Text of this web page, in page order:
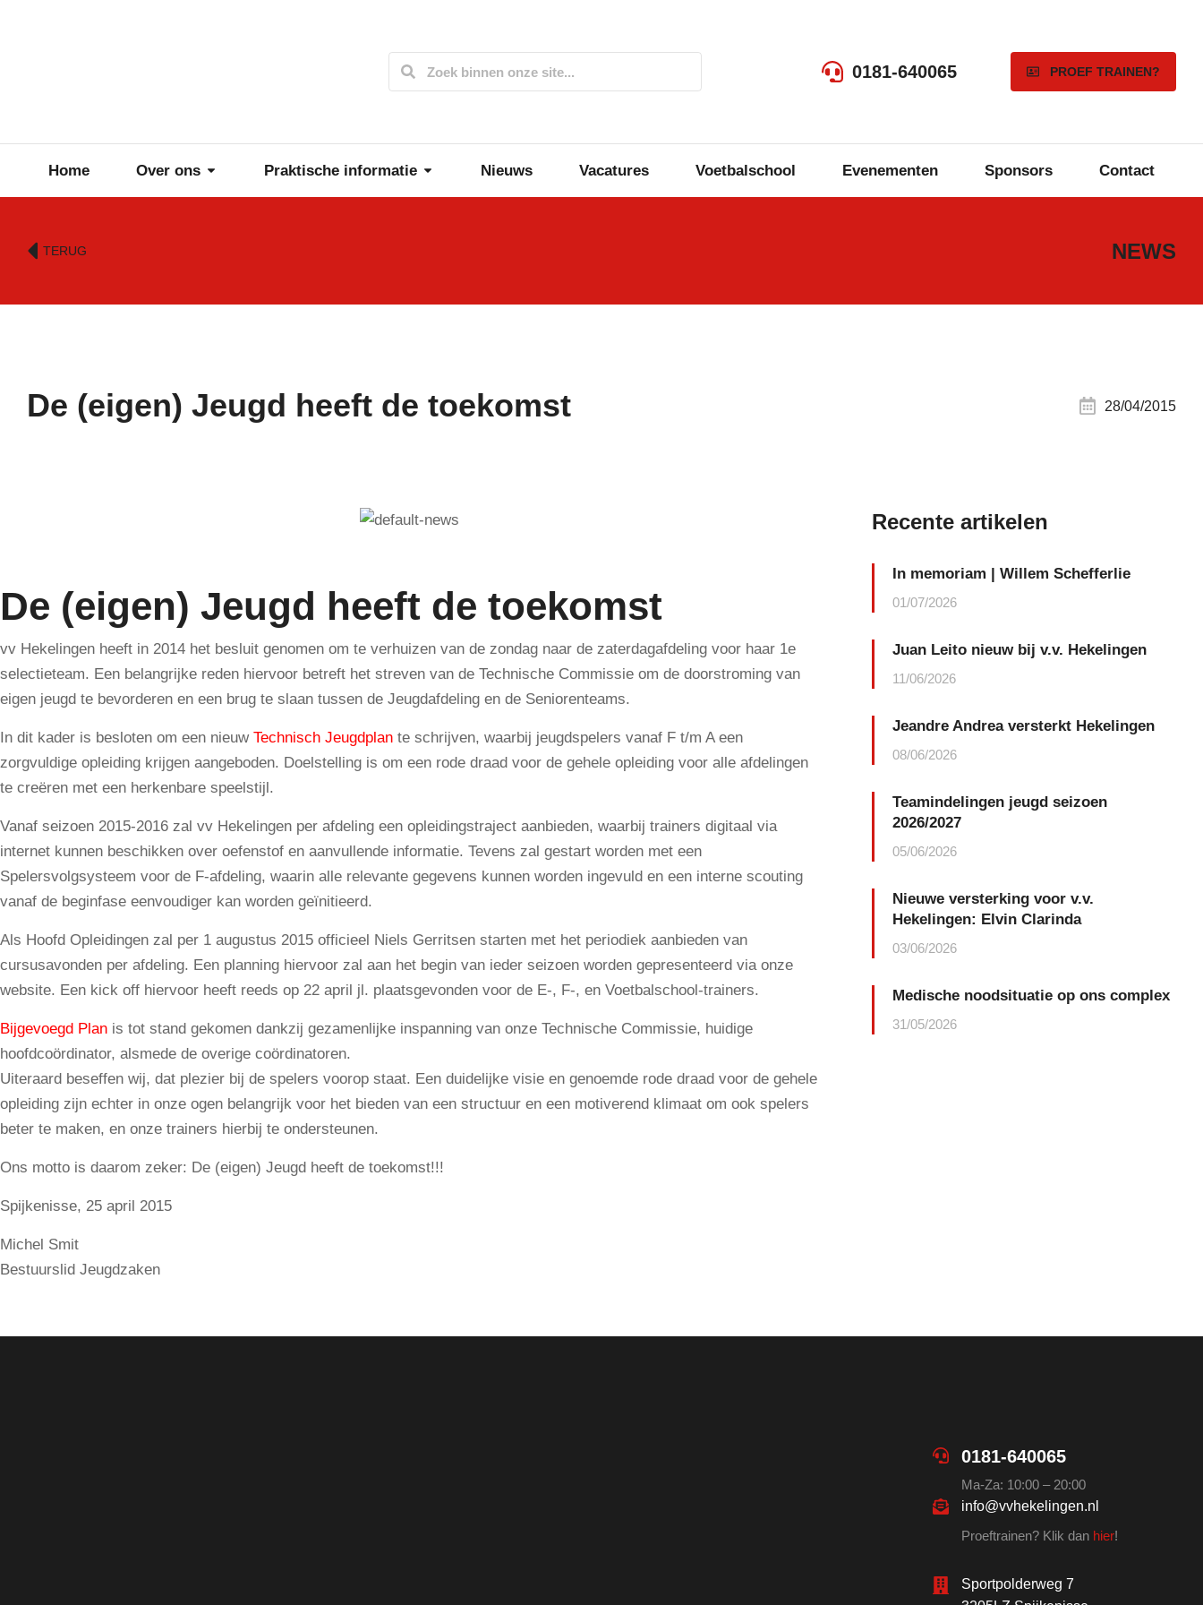
0181-640065 PROEF TRAINEN?
Home Over ons Praktische informatie Nieuws Vacatures Voetbalschool Evenementen Sponsors Contact
TERUG NEWS
De (eigen) Jeugd heeft de toekomst 28/04/2015
De (eigen) Jeugd heeft de toekomst
vv Hekelingen heeft in 2014 het besluit genomen om te verhuizen van de zondag naar de zaterdagafdeling voor haar 1e
selectieteam. Een belangrijke reden hiervoor betreft het streven van de Technische Commissie om de doorstroming van
eigen jeugd te bevorderen en een brug te slaan tussen de Jeugdafdeling en de Seniorenteams.
In dit kader is besloten om een nieuw Technisch Jeugdplan te schrijven, waarbij jeugdspelers vanaf F t/m A een
zorgvuldige opleiding krijgen aangeboden. Doelstelling is om een rode draad voor de gehele opleiding voor alle afdelingen
te creëren met een herkenbare speelstijl.
Vanaf seizoen 2015-2016 zal vv Hekelingen per afdeling een opleidingstraject aanbieden, waarbij trainers digitaal via
internet kunnen beschikken over oefenstof en aanvullende informatie. Tevens zal gestart worden met een
Spelersvolgsysteem voor de F-afdeling, waarin alle relevante gegevens kunnen worden ingevuld en een interne scouting
vanaf de beginfase eenvoudiger kan worden geïnitieerd.
Als Hoofd Opleidingen zal per 1 augustus 2015 officieel Niels Gerritsen starten met het periodiek aanbieden van
cursusavonden per afdeling. Een planning hiervoor zal aan het begin van ieder seizoen worden gepresenteerd via onze
website. Een kick off hiervoor heeft reeds op 22 april jl. plaatsgevonden voor de E-, F-, en Voetbalschool-trainers.
Bijgevoegd Plan is tot stand gekomen dankzij gezamenlijke inspanning van onze Technische Commissie, huidige
hoofdcoördinator, alsmede de overige coördinatoren.
Uiteraard beseffen wij, dat plezier bij de spelers voorop staat. Een duidelijke visie en genoemde rode draad voor de gehele
opleiding zijn echter in onze ogen belangrijk voor het bieden van een structuur en een motiverend klimaat om ook spelers
beter te maken, en onze trainers hierbij te ondersteunen.
Ons motto is daarom zeker: De (eigen) Jeugd heeft de toekomst!!!
Spijkenisse, 25 april 2015
Michel Smit
Bestuurslid Jeugdzaken
Recente artikelen
In memoriam | Willem Schefferlie
01/07/2026
Juan Leito nieuw bij v.v. Hekelingen
11/06/2026
Jeandre Andrea versterkt Hekelingen
08/06/2026
Teamindelingen jeugd seizoen
2026/2027
05/06/2026
Nieuwe versterking voor v.v.
Hekelingen: Elvin Clarinda
03/06/2026
Medische noodsituatie op ons complex
31/05/2026
0181-640065
Ma-Za: 10:00 – 20:00
info@vvhekelingen.nl
Proeftrainen? Klik dan hier!
Sportpolderweg 7